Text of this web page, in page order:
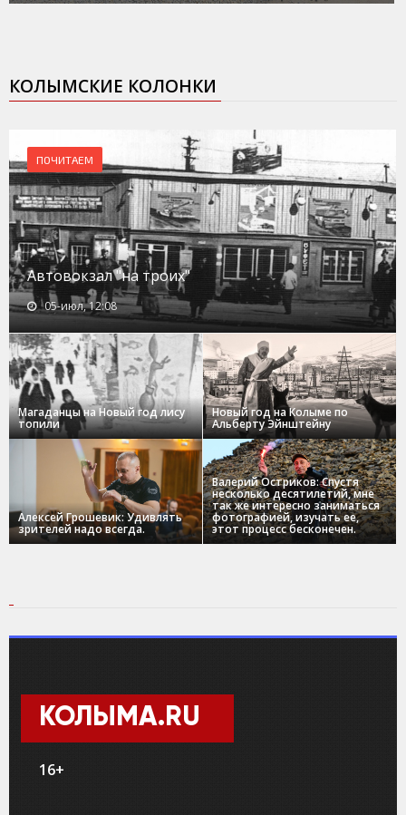
КОЛЫМСКИЕ КОЛОНКИ
ПОЧИТАЕМ
Автовокзал "на троих"
05-июл, 12:08
Магаданцы на Новый год лису
топили
Новый год на Колыме по
Альберту Эйнштейну
Алексей Грошевик: Удивлять
зрителей надо всегда.
Валерий Остриков: Спустя
несколько десятилетий, мне
так же интересно заниматься
фотографией, изучать ее,
этот процесс бесконечен.
КОЛЫМА.RU
16+